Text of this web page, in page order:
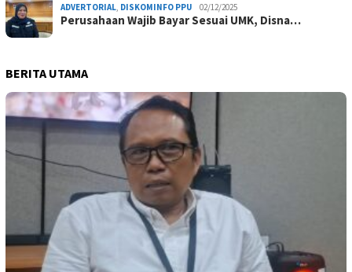
ADVERTORIAL, DISKOMINFO PPU 02/12/2025
Perusahaan Wajib Bayar Sesuai UMK, Disna…
BERITA UTAMA